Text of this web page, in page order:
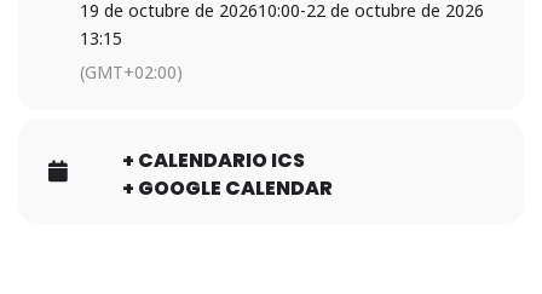
19 de octubre de 202610:00-22 de octubre de 2026
13:15
(GMT+02:00)
+ CALENDARIO ICS
+ GOOGLE CALENDAR